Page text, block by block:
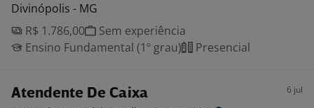
Divinópolis - MG
R$ 1.786,00
Sem experiência
Ensino Fundamental (1º grau)
Presencial
Atendente De Caixa 6 jul